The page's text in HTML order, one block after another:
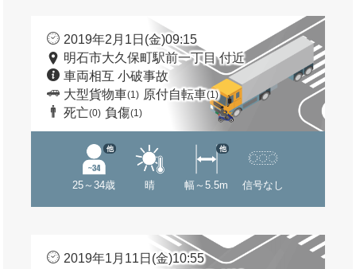
2019年2月1日(金)09:15
明石市大久保町駅前一丁目 付近
車両相互 小破事故
大型貨物車(1) 原付自転車(1)
死亡(0) 負傷(1)
25～34歳
他
晴 幅～5.5m
他
信号なし
2019年1月11日(金)10:55